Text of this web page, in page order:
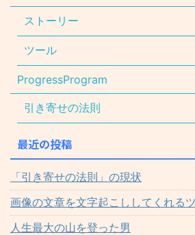
ストーリー
ツール
ProgressProgram
引き寄せの法則
最近の投稿
「引き寄せの法則」の現状
画像の文章を文字起こししてくれる
人生最大の山を登った男